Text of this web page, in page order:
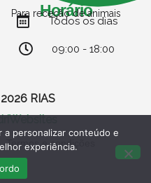
Horário
Para receção de animais
Todos os dias
09:00 - 18:00
RIAS
Termos e condições
a personalizar conteúdo e
experiência.